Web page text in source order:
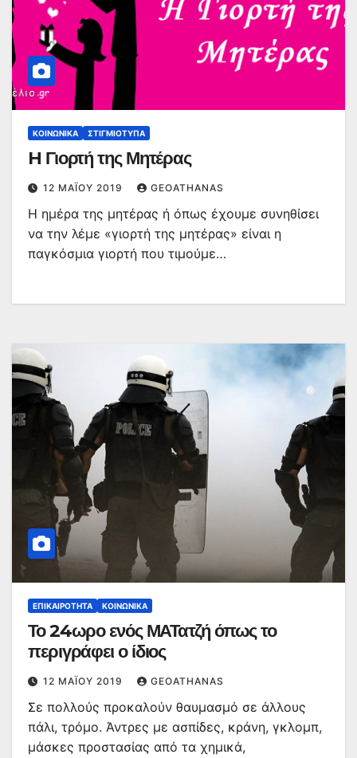
ΚΟΙΝΩΝΙΚΆ ΣΤΙΓΜΙΌΤΥΠΑ
H Γιορτή της Μητέρας
12 ΜΑΪ́ΟΥ 2019 GEOATHANAS
Η ημέρα της μητέρας ή όπως έχουμε συνηθίσει
να την λέμε «γιορτή της μητέρας» είναι η
παγκόσμια γιορτή που τιμούμε…
ΕΠΙΚΑΙΡΌΤΗΤΑ ΚΟΙΝΩΝΙΚΆ
Το 24ωρο ενός ΜΑΤατζή όπως το
περιγράφει ο ίδιος
12 ΜΑΪ́ΟΥ 2019 GEOATHANAS
Σε πολλούς προκαλούν θαυμασμό σε άλλους
πάλι, τρόμο. Άντρες με ασπίδες, κράνη, γκλομπ,
μάσκες προστασίας από τα χημικά,